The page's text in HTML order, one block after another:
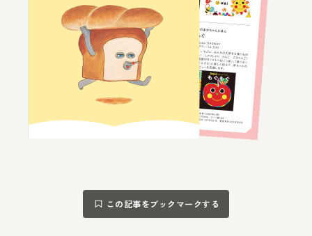
この記事をブックマークする